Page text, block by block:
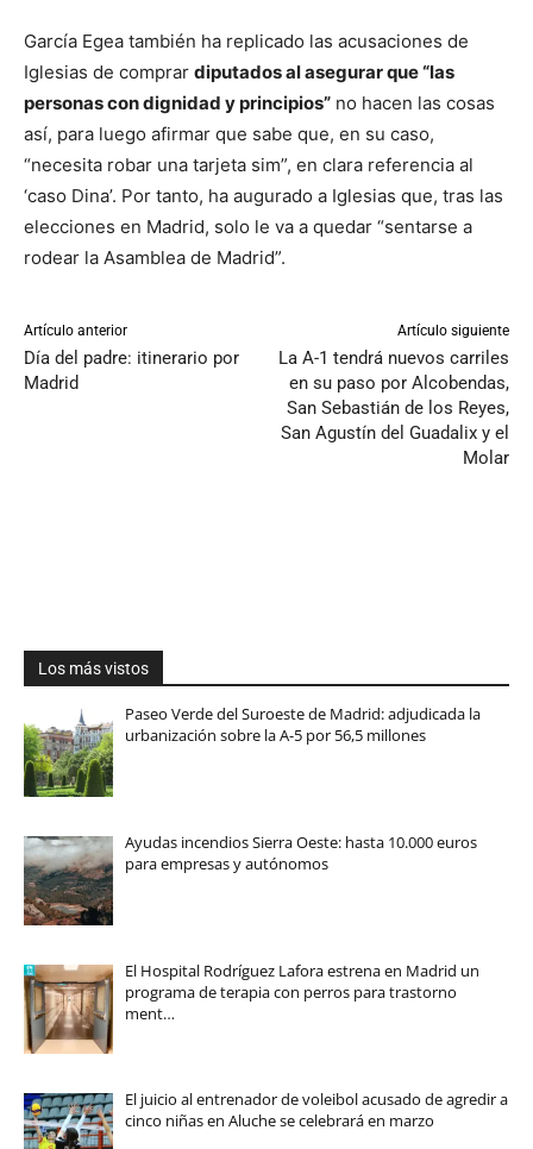
García Egea también ha replicado las acusaciones de
Iglesias de comprar diputados al asegurar que “las
personas con dignidad y principios” no hacen las cosas
así, para luego afirmar que sabe que, en su caso,
“necesita robar una tarjeta sim”, en clara referencia al
‘caso Dina’. Por tanto, ha augurado a Iglesias que, tras las
elecciones en Madrid, solo le va a quedar “sentarse a
rodear la Asamblea de Madrid”.
Artículo anterior
Día del padre: itinerario por
Madrid
Artículo siguiente
La A-1 tendrá nuevos carriles
en su paso por Alcobendas,
San Sebastián de los Reyes,
San Agustín del Guadalix y el
Molar
Los más vistos
Paseo Verde del Suroeste de Madrid: adjudicada la
urbanización sobre la A-5 por 56,5 millones
Ayudas incendios Sierra Oeste: hasta 10.000 euros
para empresas y autónomos
El Hospital Rodríguez Lafora estrena en Madrid un
programa de terapia con perros para trastorno
ment…
El juicio al entrenador de voleibol acusado de agredir a
cinco niñas en Aluche se celebrará en marzo